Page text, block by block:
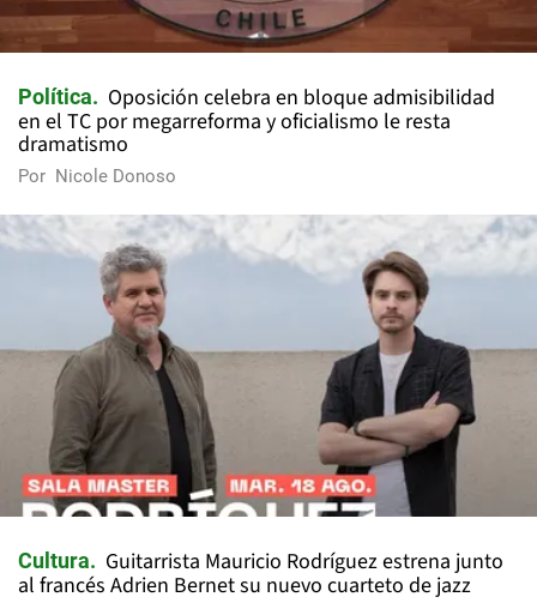
Política
Oposición celebra en bloque admisibilidad
en el TC por megarreforma y oficialismo le resta
dramatismo
Por Nicole Donoso
Cultura
Guitarrista Mauricio Rodríguez estrena junto
al francés Adrien Bernet su nuevo cuarteto de jazz